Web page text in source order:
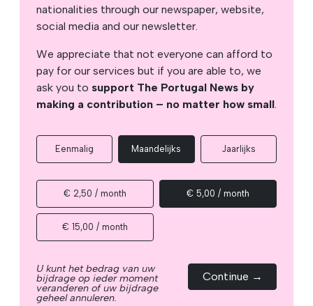
nationalities through our newspaper, website,
social media and our newsletter.
We appreciate that not everyone can afford to
pay for our services but if you are able to, we
ask you to support The Portugal News by
making a contribution – no matter how small.
Eenmalig Maandelijks Jaarlijks
€ 2,50 / month € 5,00 / month
€ 15,00 / month
U kunt het bedrag van uw
bijdrage op ieder moment
veranderen of uw bijdrage
geheel annuleren.
Continue →